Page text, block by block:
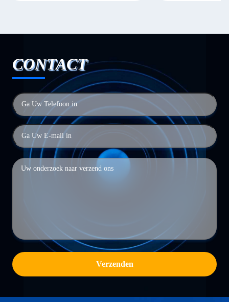
CONTACT
Verzenden